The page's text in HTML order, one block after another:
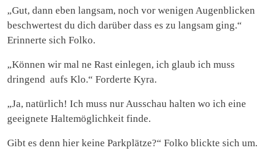
„Gut, dann eben langsam, noch vor wenigen Augenblicken
beschwertest du dich darüber dass es zu langsam ging.“
Erinnerte sich Folko.
„Können wir mal ne Rast einlegen, ich glaub ich muss
dringend aufs Klo.“ Forderte Kyra.
„Ja, natürlich! Ich muss nur Ausschau halten wo ich eine
geeignete Haltemöglichkeit finde.
Gibt es denn hier keine Parkplätze?“ Folko blickte sich um.